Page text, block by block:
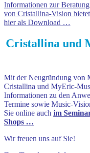
Informationen zur
von Cristallina-Vision
hier als Download …
Cristallina und
Mit der Neugründung von
Cristallina und MyEric-
Informationen zu den
Termine sowie Music-
Sie online auch im
Shops …
Wir freuen uns auf Sie!